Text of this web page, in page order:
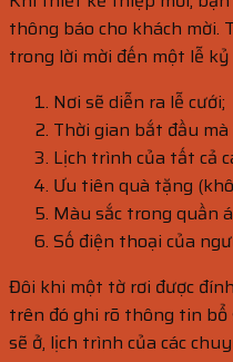
thông báo cho khách mời.
trong lời mời đến một lễ kỷ
Nơi sẽ diễn ra lễ cưới;
Thời gian bắt đầu
Lịch trình của tất cả
Ưu tiên quà tặng
Màu sắc trong quần
Số điện thoại của
Đôi khi một tờ rơi được
trên đó ghi rõ thông tin
sẽ ở, lịch trình của các